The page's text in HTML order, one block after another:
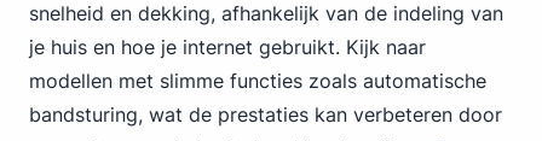
snelheid en dekking, afhankelijk van de indeling van
je huis en hoe je internet gebruikt. Kijk naar
modellen met slimme functies zoals automatische
bandsturing, wat de prestaties kan verbeteren door